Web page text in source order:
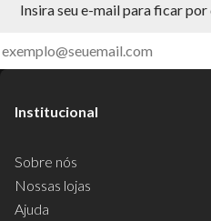
Insira seu e-mail para ficar
Institucional
Sobre nós
Nossas lojas
Ajuda